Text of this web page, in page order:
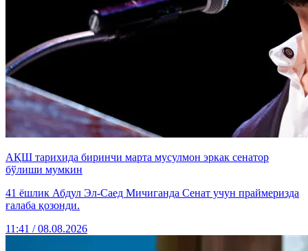
АҚШ тарихида биринчи марта мусулмон эркак сенатор
бўлиши мумкин
41 ёшлик Абдул Эл-Саед Мичиганда Сенат учун праймеризда
ғалаба қозонди.
11:41 / 08.08.2026